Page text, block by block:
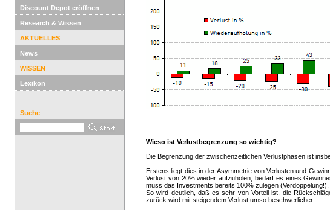
Discount Depot eröffnen
Research & Wissen
AKTUELLES
News
WISSEN
Lexikon
Suche
Wieso ist Verlustbegrenzung so wichtig?
Die Begrenzung der zwischenzeitlichen Verlustphasen ist
Erstens liegt dies in der Asymmetrie von Verlusten und
Verlust von 20% wieder aufzuholen, bedarf es eines
muss das Investments bereits 100% zulegen
So wird deutlich, daß es sehr von Vorteil ist, die
zurück wird mit steigendem Verlust umso beschwerlicher.